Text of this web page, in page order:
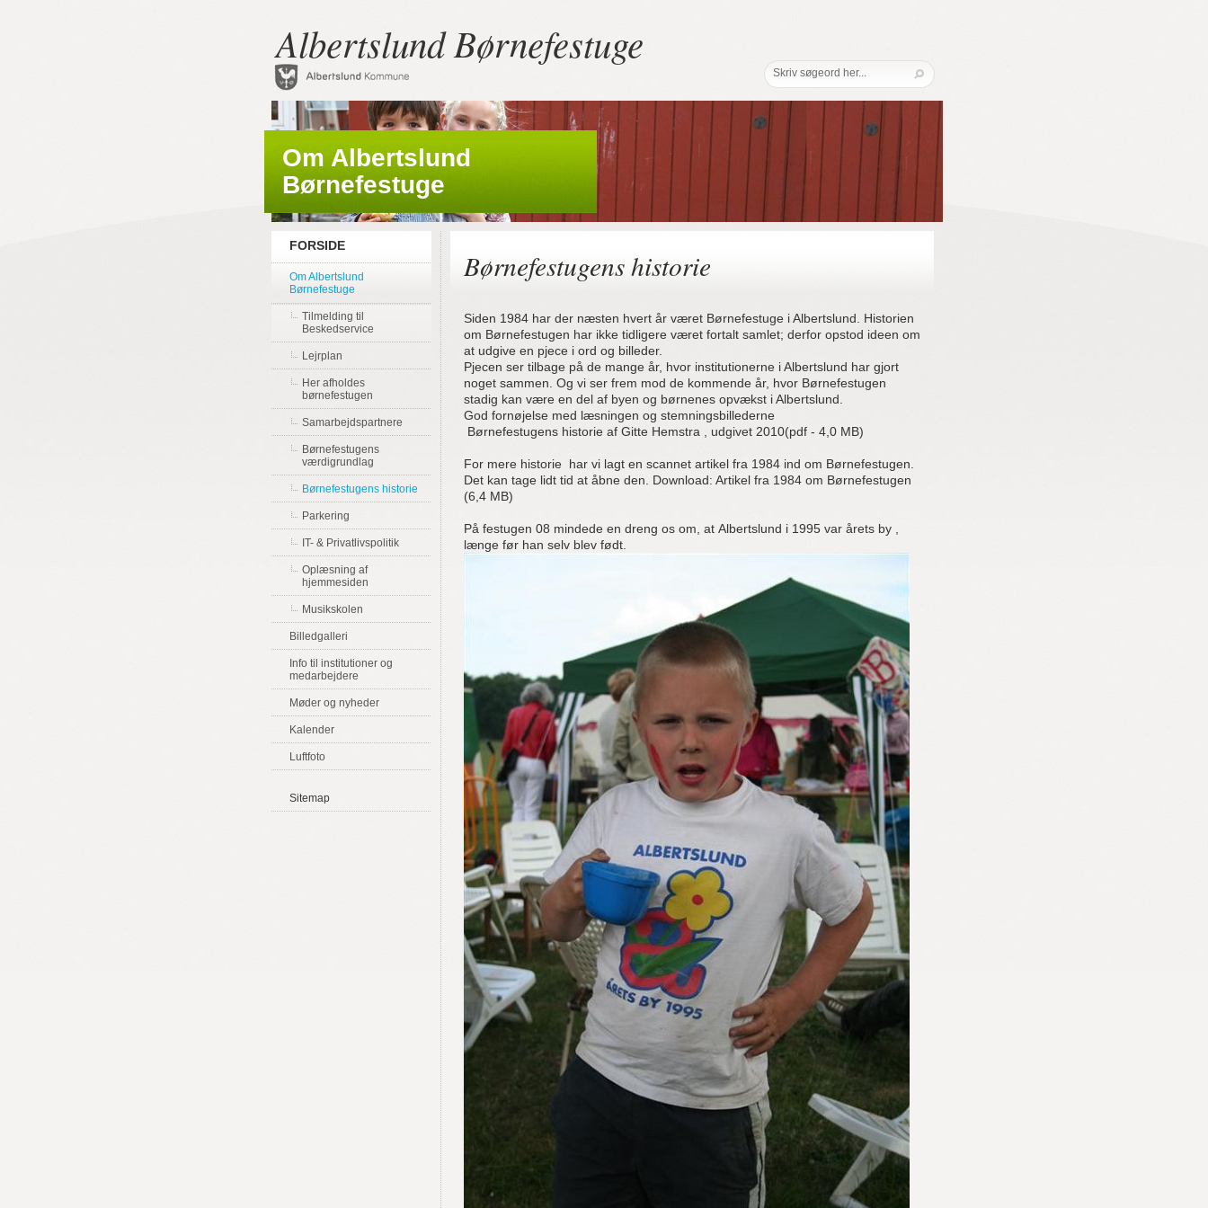
Albertslund Børnefestuge
Om Albertslund
Børnefestuge
FORSIDE
Om Albertslund
Børnefestuge
Tilmelding til
Beskedservice
Lejrplan
Her afholdes
børnefestugen
Samarbejdspartnere
Børnefestugens
værdigrundlag
Børnefestugens historie
Parkering
IT- & Privatlivspolitik
Oplæsning af
hjemmesiden
Musikskolen
Billedgalleri
Info til institutioner og
medarbejdere
Møder og nyheder
Kalender
Luftfoto
Sitemap
Børnefestugens historie
Siden 1984 har der næsten hvert år været Børnefestuge i Albertslund. Historien
om Børnefestugen har ikke tidligere været fortalt samlet; derfor opstod ideen om
at udgive en pjece i ord og billeder.
Pjecen ser tilbage på de mange år, hvor institutionerne i Albertslund har gjort
noget sammen. Og vi ser frem mod de kommende år, hvor Børnefestugen
stadig kan være en del af byen og børnenes opvækst i Albertslund.
God fornøjelse med læsningen og stemningsbillederne
Børnefestugens historie af Gitte Hemstra , udgivet 2010(pdf - 4,0 MB)
For mere historie har vi lagt en scannet artikel fra 1984 ind om Børnefestugen.
Det kan tage lidt tid at åbne den. Download: Artikel fra 1984 om Børnefestugen
(6,4 MB)
På festugen 08 mindede en dreng os om, at Albertslund i 1995 var årets by ,
længe før han selv blev født.